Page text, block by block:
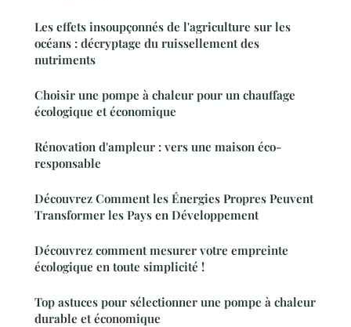
Les effets insoupçonnés de l'agriculture sur les
océans : décryptage du ruissellement des
nutriments
Choisir une pompe à chaleur pour un chauffage
écologique et économique
Rénovation d'ampleur : vers une maison éco-
responsable
Découvrez Comment les Énergies Propres Peuvent
Transformer les Pays en Développement
Découvrez comment mesurer votre empreinte
écologique en toute simplicité !
Top astuces pour sélectionner une pompe à chaleur
durable et économique